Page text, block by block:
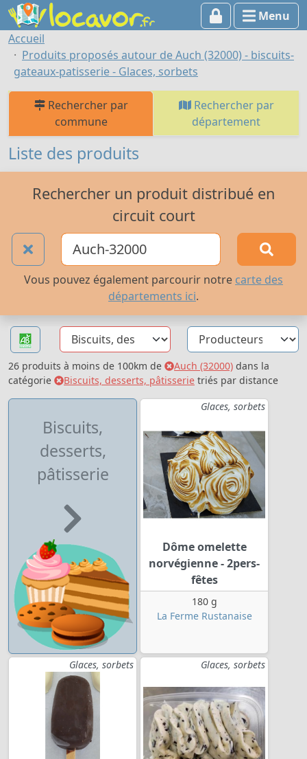
Menu
Accueil
Produits proposés autour de Auch (32000) - biscuits-
gateaux-patisserie - Glaces, sorbets
Rechercher par
commune
Rechercher par
département
Liste des produits
Rechercher un produit distribué en
circuit court
Vous pouvez également parcourir notre carte des
départements ici.
26 produits à moins de 100km de Auch (32000) dans la
catégorie
Biscuits, desserts, pâtisserie triés par distance
Biscuits,
desserts,
pâtisserie
Glaces, sorbets
Dôme omelette
norvégienne - 2pers-
fêtes
180 g
La Ferme Rustanaise
Glaces, sorbets Glaces, sorbets